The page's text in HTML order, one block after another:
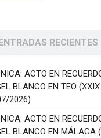
ENTRADAS RECIENTES
ACTO EN
BLANCO EN TEO
2026)
ACTO EN
BLANCO EN MÁLAGA